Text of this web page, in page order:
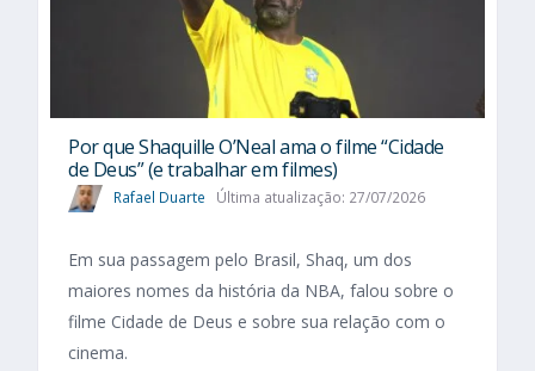
Por que Shaquille O’Neal ama o filme “Cidade
de Deus” (e trabalhar em filmes)
Rafael Duarte Última atualização: 27/07/2026
Em sua passagem pelo Brasil, Shaq, um dos
maiores nomes da história da NBA, falou sobre o
filme Cidade de Deus e sobre sua relação com o
cinema.